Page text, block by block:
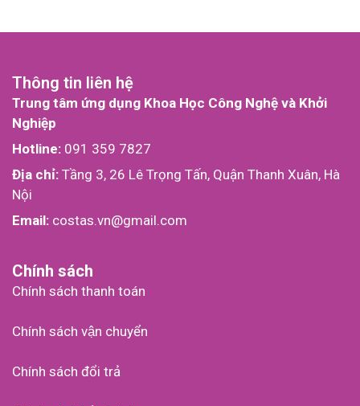
Thông tin liên hệ
Trung tâm ứng dụng Khoa Học Công Nghệ và Khởi
Nghiệp
Hotline: 091 359 7827
Địa chỉ: Tầng 3, 26 Lê Trọng Tấn, Quận Thanh Xuân, Hà
Nội
Email: costas.vn@gmail.com
Chính sách
Chính sách thanh toán
Chính sách vận chuyển
Chính sách đổi trả